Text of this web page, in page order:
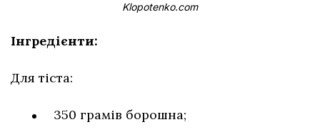
Klopotenko.com
Інгредієнти:
Для тіста:
350 грамів борошна;